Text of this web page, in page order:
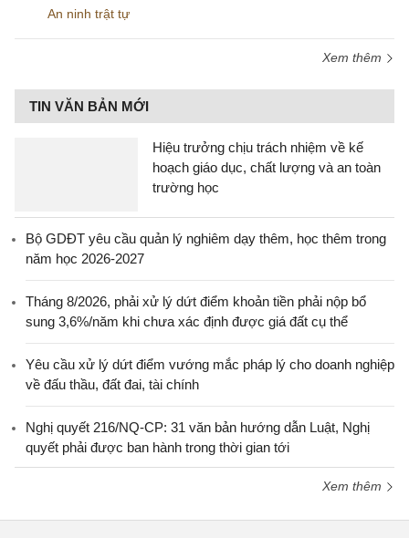
An ninh trật tự
Xem thêm
TIN VĂN BẢN MỚI
Hiệu trưởng chịu trách nhiệm về kế
hoạch giáo dục, chất lượng và an toàn
trường học
Bộ GDĐT yêu cầu quản lý nghiêm dạy thêm, học thêm trong
năm học 2026-2027
Tháng 8/2026, phải xử lý dứt điểm khoản tiền phải nộp bổ
sung 3,6%/năm khi chưa xác định được giá đất cụ thể
Yêu cầu xử lý dứt điểm vướng mắc pháp lý cho doanh nghiệp
về đấu thầu, đất đai, tài chính
Nghị quyết 216/NQ-CP: 31 văn bản hướng dẫn Luật, Nghị
quyết phải được ban hành trong thời gian tới
Xem thêm